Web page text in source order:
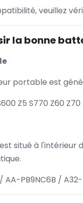
veuillez
la bonne
portable est
Z5 S770 Z60
situé à l'intérieur
PB9NC6B /